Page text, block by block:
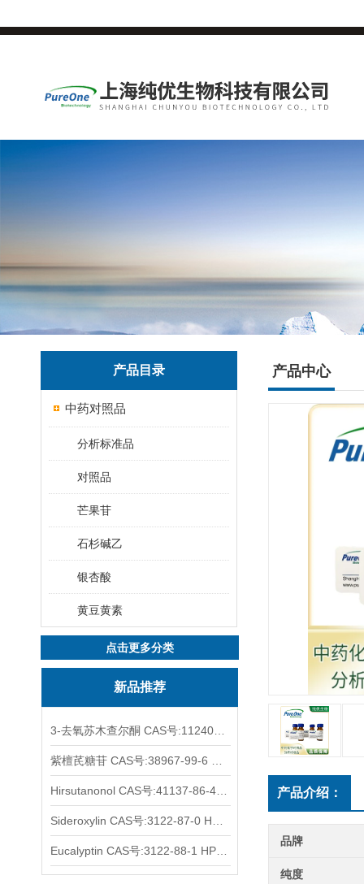
产品目录
中药对照品
分析标准品
对照品
芒果苷
石杉碱乙
银杏酸
黄豆黄素
点击更多分类
新品推荐
产品中心
产品介绍：
品牌
纯度